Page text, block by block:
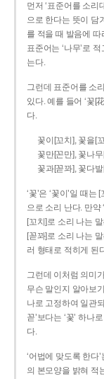
먼저 ‘표준어를 소리
으로 한다는 뜻이 담
를 적을 때 발음에
표준어는 ‘나무’로
는다.
그런데 표준어를 소
있다. 예를 들어 ‘꽃[
다.
꽃이[꼬치], 꽃을[
꽃만[꼰만], 꽃나
꽃과[꼳꽈], 꽃다
‘꽃’은 ‘꽃이’일 때는
으로 소리 난다. 만약
[꼬치]로 소리 나는
[꼳꽈]로 소리 나는 말
러 형태로 적히게 된
그런데 이처럼 의미
무슨 말인지 알아보
나로 고정하여 일관
꼳’보다는 ‘꽃’ 하나
다.
‘어법에 맞도록 한다
의 본모양을 밝혀 적